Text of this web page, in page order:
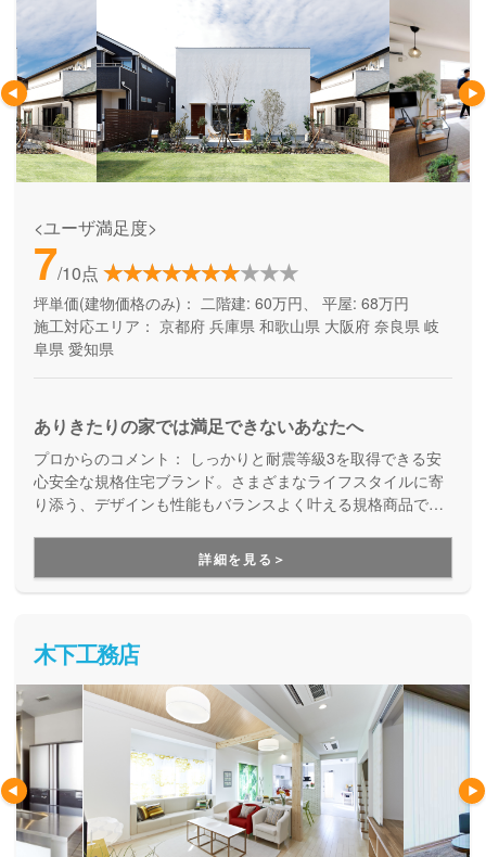
<ユーザ満足度>
7/10点
坪単価(建物価格のみ)： 二階建: 60万円、 平屋: 68万円
施工対応エリア： 京都府 兵庫県 和歌山県 大阪府 奈良県 岐
阜県 愛知県
ありきたりの家では満足できないあなたへ
プロからのコメント：
しっかりと耐震等級3を取得できる安
心安全な規格住宅ブランド。さまざまなライフスタイルに寄
り添う、デザインも性能もバランスよく叶える規格商品で
詳細を見る＞
木下工務店